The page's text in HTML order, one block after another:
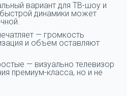
вариант для ТВ-шоу и
динамики может
— громкость
и объем оставляют
— визуально телевизор
премиум-класса, но и не